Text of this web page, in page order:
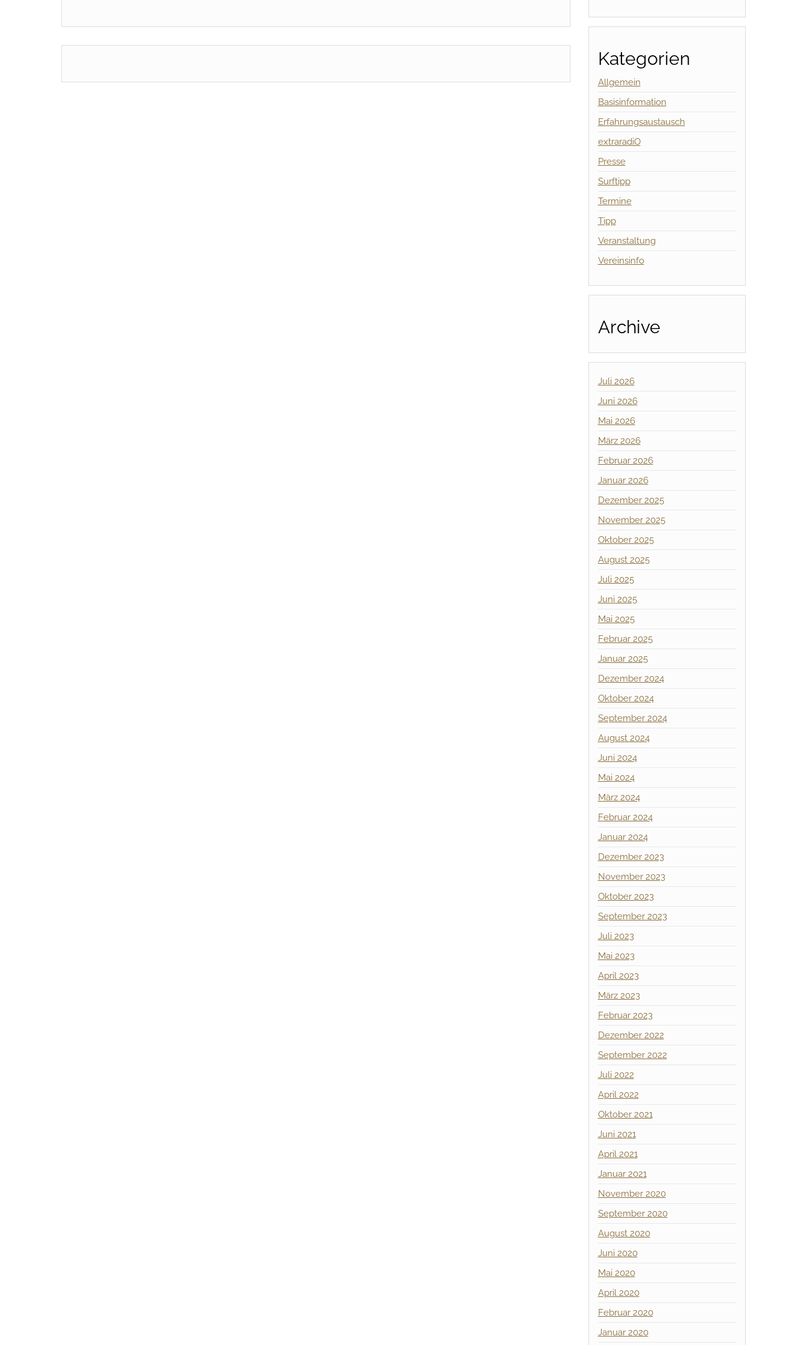
Kategorien
Allgemein
Basisinformation
Erfahrungsaustausch
extraradiO
Presse
Surftipp
Termine
Tipp
Veranstaltung
Vereinsinfo
Archive
Juli 2026
Juni 2026
Mai 2026
März 2026
Februar 2026
Januar 2026
Dezember 2025
November 2025
Oktober 2025
August 2025
Juli 2025
Juni 2025
Mai 2025
Februar 2025
Januar 2025
Dezember 2024
Oktober 2024
September 2024
August 2024
Juni 2024
Mai 2024
März 2024
Februar 2024
Januar 2024
Dezember 2023
November 2023
Oktober 2023
September 2023
Juli 2023
Mai 2023
April 2023
März 2023
Februar 2023
Dezember 2022
September 2022
Juli 2022
April 2022
Oktober 2021
Juni 2021
April 2021
Januar 2021
November 2020
September 2020
August 2020
Juni 2020
Mai 2020
April 2020
Februar 2020
Januar 2020